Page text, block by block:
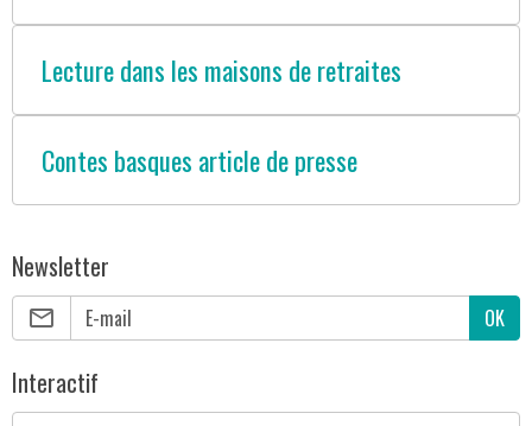
Lecture dans les maisons de retraites
Contes basques article de presse
Newsletter
OK
Interactif